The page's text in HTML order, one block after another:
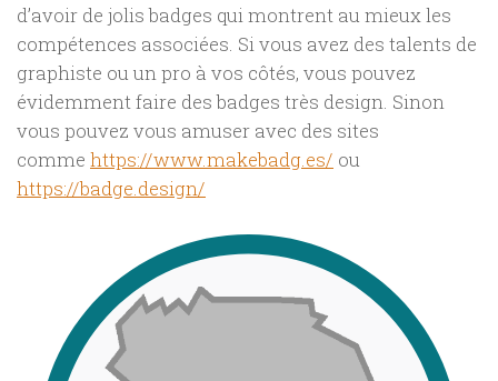
d’avoir de jolis badges qui montrent au mieux les
compétences associées. Si vous avez des talents de
graphiste ou un pro à vos côtés, vous pouvez
évidemment faire des badges très design. Sinon
vous pouvez vous amuser avec des sites
comme https://www.makebadg.es/ ou
https://badge.design/